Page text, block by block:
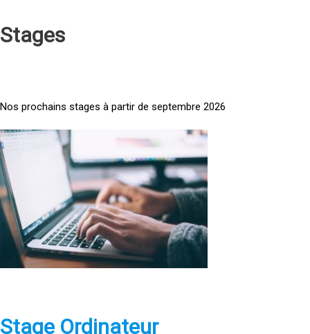
Stages
Nos prochains stages à partir de septembre 2026
<
a
h
e
f
pStage Ordinateur